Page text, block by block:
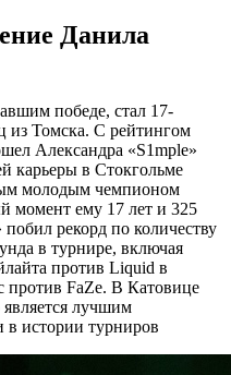
Данила
победе, стал 17-
из Томска. С рейтингом
Александра «S1mple»
карьеры в Стокгольме
молодым чемпионом
момент ему 17 лет и 325
рекорд по количеству
в турнире, включая
против Liquid в
против FaZe. В Катовице
является лучшим
в истории турниров